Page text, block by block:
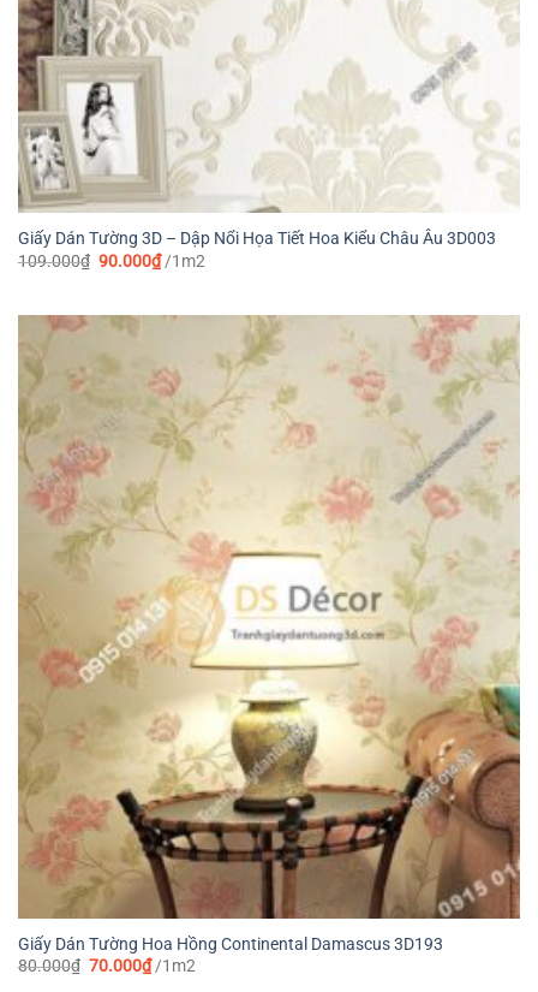
Giấy Dán Tường 3D – Dập Nổi Họa Tiết Hoa Kiểu Châu Âu 3D003
109.000₫ Giá
90.000₫Giá
hiện
90.000₫.
/1m2
Giấy Dán Tường Hoa Hồng Continental Damascus 3D193
80.000₫ Giá
70.000₫Giá
hiện
/1m2